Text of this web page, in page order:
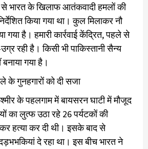
से भारत के खिलाफ आतंकवादी हमलों की
किया गया था। कुल मिलाकर नौ
गया है। हमारी कार्रवाई केंद्रित, पहले से
रही है। किसी भी पाकिस्तानी सैन्य
गया है।
गुनहगारों को दी सजा
के पहलगाम में बायसरन घाटी में मौजूद
का लुत्फ उठा रहे 26 पर्यटकों की
हत्या कर दी थी। इसके बाद से
दे रहा था। इस बीच भारत ने